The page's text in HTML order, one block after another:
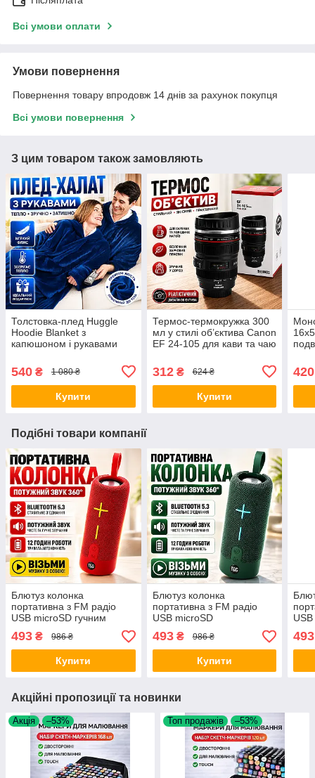
Всі умови оплати
Умови повернення
Повернення товару впродовж 14 днів за рахунок покупця
Всі умови повернення
З цим товаром також замовляють
Толстовка-плед Huggle
Hoodie Blanket з
капюшоном і рукавами
оверсайз домашній халат-
плед для дому
540 ₴ 1 080 ₴
Купити
Термос-термокружка 300
мл у стилі об’єктива Canon
EF 24-105 для кави та чаю
сталі компактна
термочашка Opt
312₴ 624 ₴
Купити
420
Подібні товари компанії
Блютуз колонка
портативна з FM радіо
USB microSD гучним
зв’язком TG619
speakerphone red
бездротова акустика
Bluetooth optc-10394
493 ₴ 986 ₴
Купити
Блютуз колонка
портативна з FM радіо
USB microSD
speakerphone TG619
green бездротова стерео
акустика Bluetooth optc-
493₴ 986 ₴
Купити
493
Акційні пропозиції та новинки
Акція –53% Топ продажів –53%